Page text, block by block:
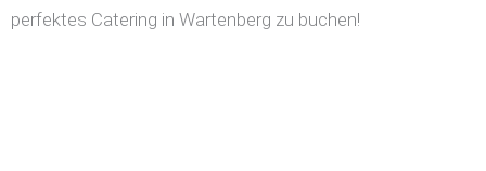
perfektes Catering in Wartenberg zu buchen!